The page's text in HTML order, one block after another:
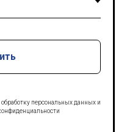
персональных данных и